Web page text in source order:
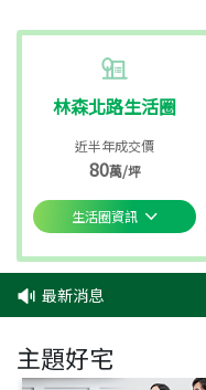
林森北路生活圈
近半年成交價
80萬/坪
生活圈資訊
最新消息
主題好宅